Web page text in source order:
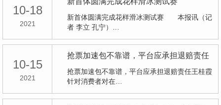
10-18
2021
新首体圆满完成花样滑冰测试赛 本报讯（记
者 李立 孔宁）…
10-15
2021
抢票加速包不靠谱，平台应承担退赔责任
抢票加速包不靠谱，平台应承担退赔责任王桂霞
针对消费者对在…